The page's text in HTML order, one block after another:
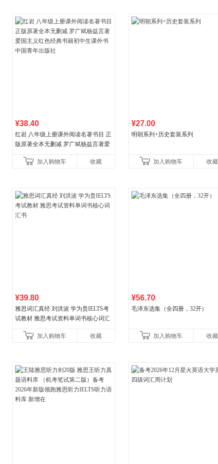
¥38.40
红岩 八年级上册课外阅读名著书目 正
版原著全本无删减 罗广斌杨益言著爱
国青年出版社加入购物车 收藏
¥27.00
明朝系列+历史套装系列
加入购物车 收藏
¥39.80
雅思词汇真经 刘洪波 学为贵IELTS考
试教材 雅思考试资料单词书核心词汇
加入购物车
收藏
¥56.70
毛泽东选集（全四册，32开）
加入购物车 收藏